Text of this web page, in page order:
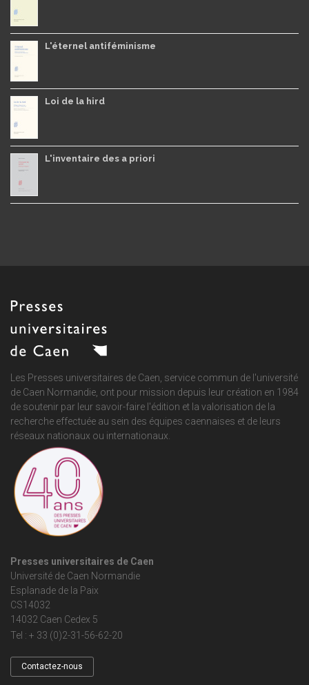
L'éternel antiféminisme
Loi de la hird
L'inventaire des a priori
Les Presses universitaires de Caen, service commun de l'université
de Caen Normandie , ont pour mission depuis leur création en 1984
de soutenir par leur savoir-faire l'édition et la valorisation de la
recherche effectuée au sein des équipes caennaises et de leurs
réseaux nationaux ou internationaux.
Presses universitaires de Caen
Université de Caen Normandie
Esplanade de la Paix
CS14032
14032 Caen Cedex 5
Tel : + 33 (0)2-31-56-62-20
Contactez-nous